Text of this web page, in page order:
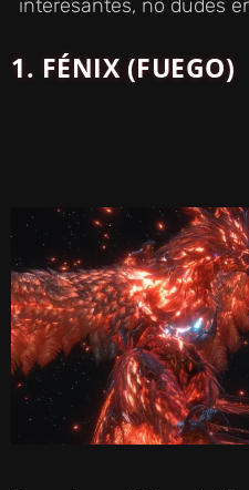
interesantes, no dudes
1. FÉNIX (FUEGO)